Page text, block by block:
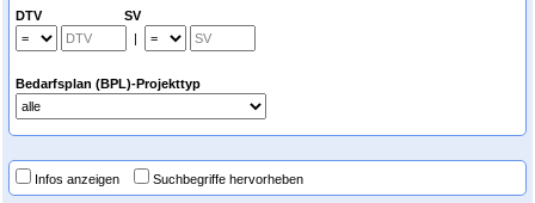
DTV SV
|
Bedarfsplan (BPL)-Projekttyp
Infos anzeigen Suchbegriffe hervorheben